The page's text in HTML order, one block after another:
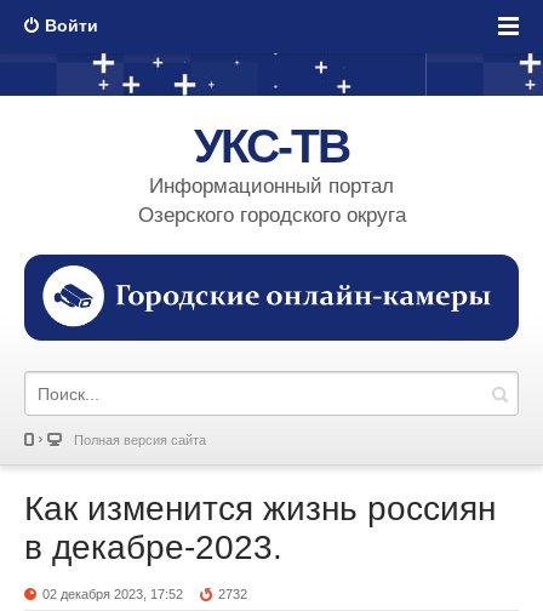
Войти
УКС-ТВ
Информационный портал
Озерского городского округа
Полная версия сайта
Как изменится жизнь россиян
в декабре-2023.
02 декабря 2023, 17:52 2732